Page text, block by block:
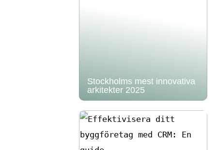
Stockholms mest innovativa
arkitekter 2025